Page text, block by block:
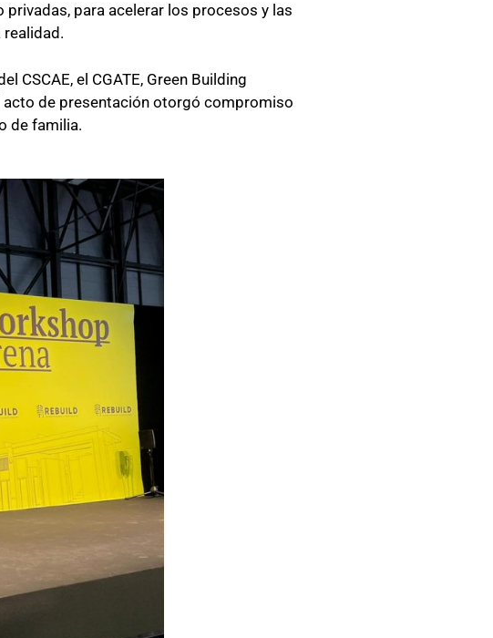
para acelerar los procesos y las
.
CSCAE, el CGATE, Green Building
acto de presentación otorgó compromiso
de familia.